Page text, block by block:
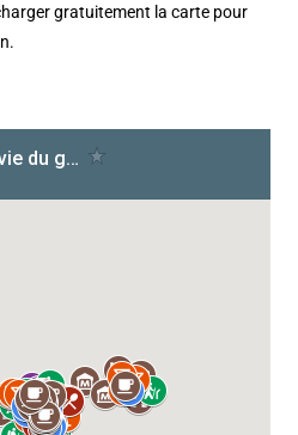
gratuitement la carte pour